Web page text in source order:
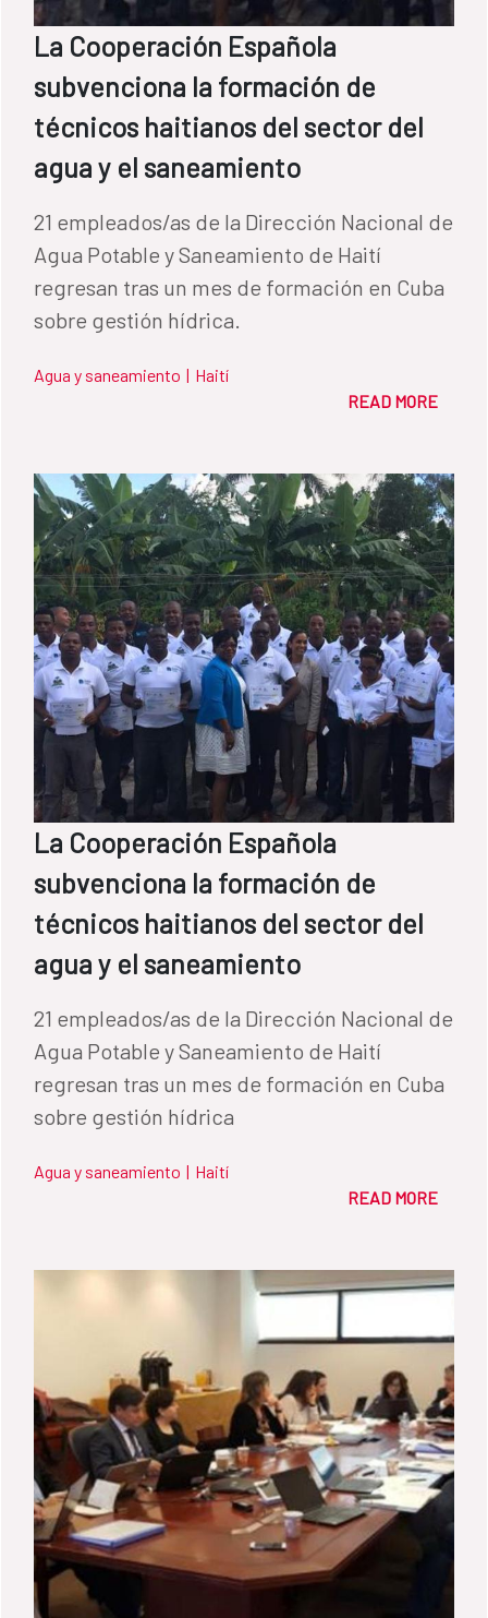
La Cooperación Española
subvenciona la formación de
técnicos haitianos del sector del
agua y el saneamiento
21 empleados/as de la Dirección Nacional de
Agua Potable y Saneamiento de Haití
regresan tras un mes de formación en Cuba
sobre gestión hídrica.
Agua y saneamiento | Haití
READ MORE
La Cooperación Española
subvenciona la formación de
técnicos haitianos del sector del
agua y el saneamiento
21 empleados/as de la Dirección Nacional de
Agua Potable y Saneamiento de Haití
regresan tras un mes de formación en Cuba
sobre gestión hídrica
Agua y saneamiento | Haití
READ MORE